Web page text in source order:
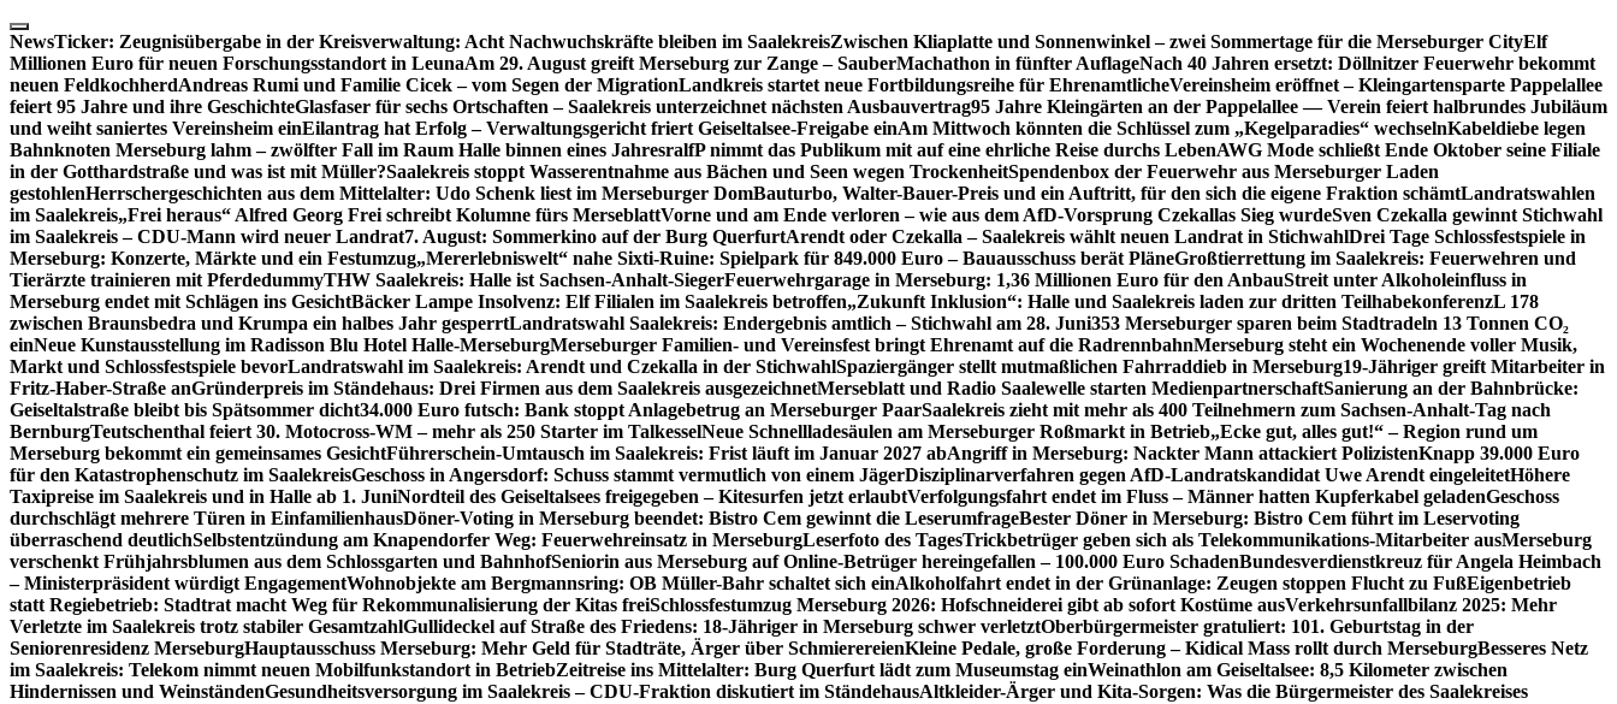
Skip
to
content
NewsTicker: Zeugnisübergabe in der Kreisverwaltung: Acht Nachwuchskräfte bleiben im SaalekreisZwischen Kliaplatte und Sonnenwinkel – zwei Sommertage für die Merseburger CityElf
Millionen Euro für neuen Forschungsstandort in LeunaAm 29. August greift Merseburg zur Zange – SauberMachathon in fünfter AuflageNach 40 Jahren ersetzt: Döllnitzer Feuerwehr bekommt
neuen FeldkochherdAndreas Rumi und Familie Cicek – vom Segen der MigrationLandkreis startet neue Fortbildungsreihe für EhrenamtlicheVereinsheim eröffnet – Kleingartensparte Pappelallee
feiert 95 Jahre und ihre GeschichteGlasfaser für sechs Ortschaften – Saalekreis unterzeichnet nächsten Ausbauvertrag95 Jahre Kleingärten an der Pappelallee — Verein feiert halbrundes Jubiläum
und weiht saniertes Vereinsheim einEilantrag hat Erfolg – Verwaltungsgericht friert Geiseltalsee-Freigabe einAm Mittwoch könnten die Schlüssel zum „Kegelparadies“ wechselnKabeldiebe legen
Bahnknoten Merseburg lahm – zwölfter Fall im Raum Halle binnen eines JahresralfP nimmt das Publikum mit auf eine ehrliche Reise durchs LebenAWG Mode schließt Ende Oktober seine Filiale
in der Gotthardstraße und was ist mit Müller?Saalekreis stoppt Wasserentnahme aus Bächen und Seen wegen TrockenheitSpendenbox der Feuerwehr aus Merseburger Laden
gestohlenHerrschergeschichten aus dem Mittelalter: Udo Schenk liest im Merseburger DomBauturbo, Walter-Bauer-Preis und ein Auftritt, für den sich die eigene Fraktion schämtLandratswahlen
im Saalekreis„Frei heraus“ Alfred Georg Frei schreibt Kolumne fürs MerseblattVorne und am Ende verloren – wie aus dem AfD-Vorsprung Czekallas Sieg wurdeSven Czekalla gewinnt Stichwahl
im Saalekreis – CDU-Mann wird neuer Landrat7. August: Sommerkino auf der Burg QuerfurtArendt oder Czekalla – Saalekreis wählt neuen Landrat in StichwahlDrei Tage Schlossfestspiele in
Merseburg: Konzerte, Märkte und ein Festumzug„Mererlebniswelt“ nahe Sixti-Ruine: Spielpark für 849.000 Euro – Bauausschuss berät PläneGroßtierrettung im Saalekreis: Feuerwehren und
Tierärzte trainieren mit PferdedummyTHW Saalekreis: Halle ist Sachsen-Anhalt-SiegerFeuerwehrgarage in Merseburg: 1,36 Millionen Euro für den AnbauStreit unter Alkoholeinfluss in
Merseburg endet mit Schlägen ins GesichtBäcker Lampe Insolvenz: Elf Filialen im Saalekreis betroffen„Zukunft Inklusion“: Halle und Saalekreis laden zur dritten TeilhabekonferenzL 178
zwischen Braunsbedra und Krumpa ein halbes Jahr gesperrtLandratswahl Saalekreis: Endergebnis amtlich – Stichwahl am 28. Juni353 Merseburger sparen beim Stadtradeln 13 Tonnen CO₂
einNeue Kunstausstellung im Radisson Blu Hotel Halle-MerseburgMerseburger Familien- und Vereinsfest bringt Ehrenamt auf die RadrennbahnMerseburg steht ein Wochenende voller Musik,
Markt und Schlossfestspiele bevorLandratswahl im Saalekreis: Arendt und Czekalla in der StichwahlSpaziergänger stellt mutmaßlichen Fahrraddieb in Merseburg19-Jähriger greift Mitarbeiter in
Fritz-Haber-Straße anGründerpreis im Ständehaus: Drei Firmen aus dem Saalekreis ausgezeichnetMerseblatt und Radio Saalewelle starten MedienpartnerschaftSanierung an der Bahnbrücke:
Geiseltalstraße bleibt bis Spätsommer dicht34.000 Euro futsch: Bank stoppt Anlagebetrug an Merseburger PaarSaalekreis zieht mit mehr als 400 Teilnehmern zum Sachsen-Anhalt-Tag nach
BernburgTeutschenthal feiert 30. Motocross-WM – mehr als 250 Starter im TalkesselNeue Schnellladesäulen am Merseburger Roßmarkt in Betrieb„Ecke gut, alles gut!“ – Region rund um
Merseburg bekommt ein gemeinsames GesichtFührerschein-Umtausch im Saalekreis: Frist läuft im Januar 2027 abAngriff in Merseburg: Nackter Mann attackiert PolizistenKnapp 39.000 Euro
für den Katastrophenschutz im SaalekreisGeschoss in Angersdorf: Schuss stammt vermutlich von einem JägerDisziplinarverfahren gegen AfD-Landratskandidat Uwe Arendt eingeleitetHöhere
Taxipreise im Saalekreis und in Halle ab 1. JuniNordteil des Geiseltalsees freigegeben – Kitesurfen jetzt erlaubtVerfolgungsfahrt endet im Fluss – Männer hatten Kupferkabel geladenGeschoss
durchschlägt mehrere Türen in EinfamilienhausDöner-Voting in Merseburg beendet: Bistro Cem gewinnt die LeserumfrageBester Döner in Merseburg: Bistro Cem führt im Leservoting
überraschend deutlichSelbstentzündung am Knapendorfer Weg: Feuerwehreinsatz in MerseburgLeserfoto des TagesTrickbetrüger geben sich als Telekommunikations-Mitarbeiter ausMerseburg
verschenkt Frühjahrsblumen aus dem Schlossgarten und BahnhofSeniorin aus Merseburg auf Online-Betrüger hereingefallen – 100.000 Euro SchadenBundesverdienstkreuz für Angela Heimbach
– Ministerpräsident würdigt EngagementWohnobjekte am Bergmannsring: OB Müller-Bahr schaltet sich einAlkoholfahrt endet in der Grünanlage: Zeugen stoppen Flucht zu FußEigenbetrieb
statt Regiebetrieb: Stadtrat macht Weg für Rekommunalisierung der Kitas freiSchlossfestumzug Merseburg 2026: Hofschneiderei gibt ab sofort Kostüme ausVerkehrsunfallbilanz 2025: Mehr
Verletzte im Saalekreis trotz stabiler GesamtzahlGullideckel auf Straße des Friedens: 18-Jähriger in Merseburg schwer verletztOberbürgermeister gratuliert: 101. Geburtstag in der
Seniorenresidenz MerseburgHauptausschuss Merseburg: Mehr Geld für Stadträte, Ärger über SchmierereienKleine Pedale, große Forderung – Kidical Mass rollt durch MerseburgBesseres Netz
im Saalekreis: Telekom nimmt neuen Mobilfunkstandort in BetriebZeitreise ins Mittelalter: Burg Querfurt lädt zum Museumstag einWeinathlon am Geiseltalsee: 8,5 Kilometer zwischen
Hindernissen und WeinständenGesundheitsversorgung im Saalekreis – CDU-Fraktion diskutiert im StändehausAltkleider-Ärger und Kita-Sorgen: Was die Bürgermeister des Saalekreises